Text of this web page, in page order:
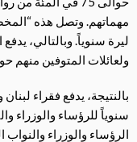
ليرة سنوياً. وبالتالي،
ولعائلات المتوفين منهم حوالى 58 مليار
سنوياً للرؤساء والوزراء
الرؤساء والوزراء